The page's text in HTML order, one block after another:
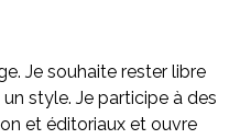
Je souhaite rester libre
style. Je participe à des
et éditoriaux et ouvre